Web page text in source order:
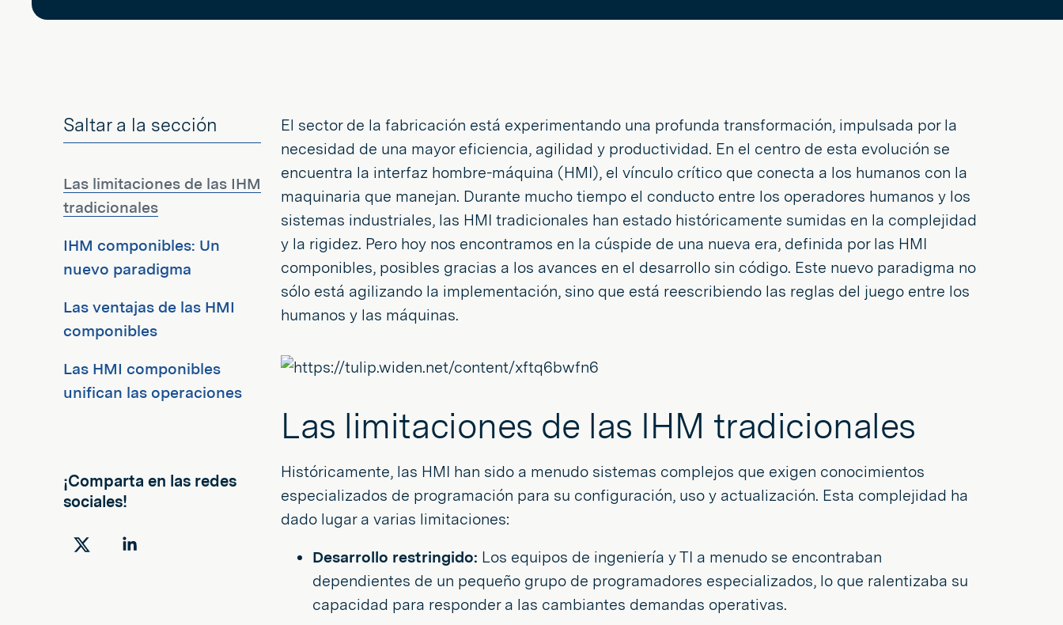
Saltar a la sección
Las limitaciones de las IHM
tradicionales
IHM componibles: Un
nuevo paradigma
Las ventajas de las HMI
componibles
Las HMI componibles
unifican las operaciones
¡Comparta en las redes
sociales!
CompartirCompartir
El sector de la fabricación está experimentando una profunda transformación, impulsada por la
necesidad de una mayor eficiencia, agilidad y productividad. En el centro de esta evolución se
encuentra la interfaz hombre-máquina (HMI), el vínculo crítico que conecta a los humanos con la
maquinaria que manejan. Durante mucho tiempo el conducto entre los operadores humanos y los
sistemas industriales, las HMI tradicionales han estado históricamente sumidas en la complejidad
y la rigidez. Pero hoy nos encontramos en la cúspide de una nueva era, definida por las HMI
componibles, posibles gracias a los avances en el desarrollo sin código. Este nuevo paradigma no
sólo está agilizando la implementación, sino que está reescribiendo las reglas del juego entre los
humanos y las máquinas.
Las limitaciones de las IHM tradicionales
Históricamente, las HMI han sido a menudo sistemas complejos que exigen conocimientos
especializados de programación para su configuración, uso y actualización. Esta complejidad ha
dado lugar a varias limitaciones:
Desarrollo restringido: Los equipos de ingeniería y TI a menudo se encontraban
dependientes de un pequeño grupo de programadores especializados, lo que ralentizaba su
capacidad para responder a las cambiantes demandas operativas.